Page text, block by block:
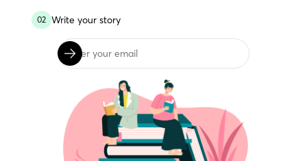
02 Write your story